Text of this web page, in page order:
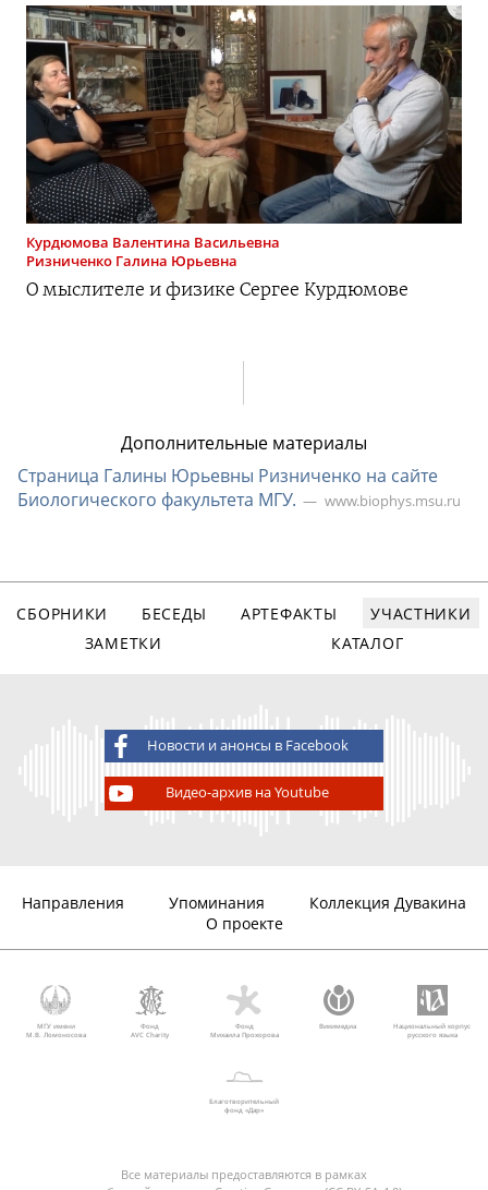
Курдюмова Валентина Васильевна
Ризниченко Галина Юрьевна
О мыслителе и физике Сергее Курдюмове
Дополнительные материалы
Страница Галины Юрьевны Ризниченко на сайте
Биологического факультета МГУ.
www.biophys.msu.ru
СБОРНИКИ БЕСЕДЫ АРТЕФАКТЫ
УЧАСТНИКИ
ЗАМЕТКИ
КАТАЛОГ
Новости и анонсы в Facebook
Видео-архив на Youtube
Направления Упоминания
Коллекция Дувакина
О проекте
МГУ имени
М.В. Ломоносова
Фонд
AVC Charity
Фонд
Михаила Прохорова
Викимедиа
Национальный корпус
русского языка
Благотворительный
фонд «Дар»
Все материалы предоставляются в рамках